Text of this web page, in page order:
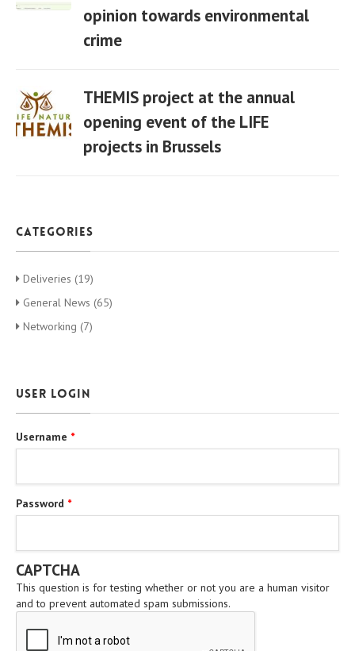
opinion towards environmental
crime
THEMIS project at the annual
opening event of the LIFE
projects in Brussels
categories
Deliveries (19)
General News (65)
Networking (7)
User login
Username *
Password *
CAPTCHA
This question is for testing whether or not you are a human visitor
and to prevent automated spam submissions.